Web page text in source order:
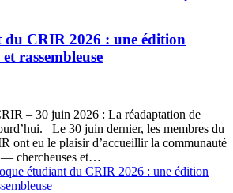
du CRIR 2026 : une édition
rassembleuse
– 30 juin 2026 : La réadaptation de
Le 30 juin dernier, les membres du
ont eu le plaisir d’accueillir la communauté
— chercheuses et…
étudiant du CRIR 2026 : une édition